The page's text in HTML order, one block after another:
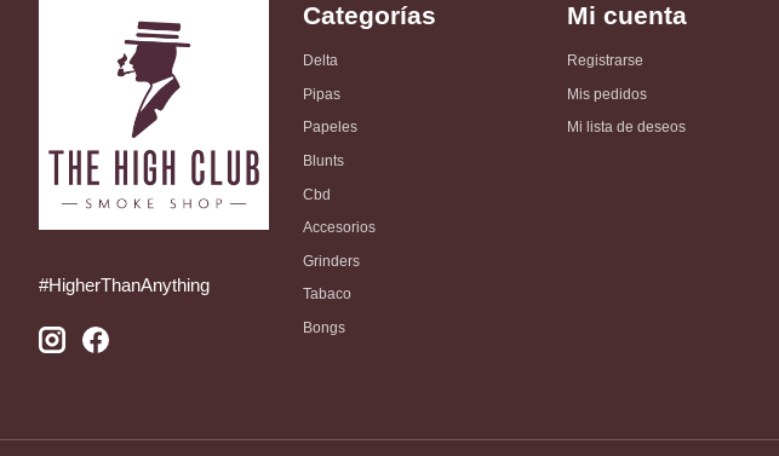
#HigherThanAnything
Categorías
Delta
Pipas
Papeles
Blunts
Cbd
Accesorios
Grinders
Tabaco
Bongs
Mi cuenta
Registrarse
Mis pedidos
Mi lista de deseos